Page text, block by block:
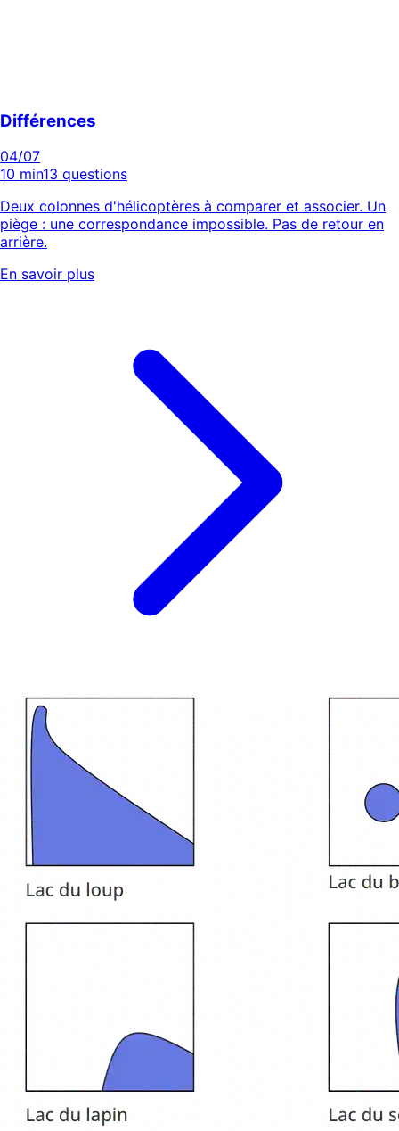
Différences
04/07
10 min13 questions
Deux colonnes d'hélicoptères à comparer et associer. Un
piège : une correspondance impossible. Pas de retour en
arrière.
En savoir plus